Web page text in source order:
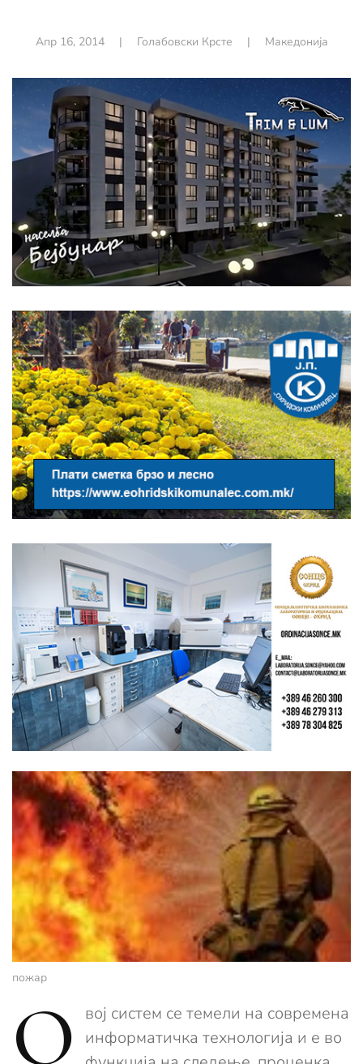
Апр 16, 2014| Голабовски Крсте | Македонија
пожар
О
вој систем се темели на современа
информатичка технологија и е во